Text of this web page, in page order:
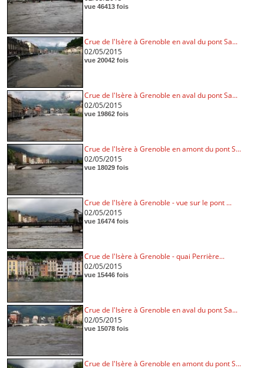
vue 46413 fois
Crue de l'Isère à Grenoble en aval du pont Sa...
02/05/2015
vue 20042 fois
Crue de l'Isère à Grenoble en aval du pont Sa...
02/05/2015
vue 19862 fois
Crue de l'Isère à Grenoble en amont du pont S...
02/05/2015
vue 18029 fois
Crue de l'Isère à Grenoble - vue sur le pont ...
02/05/2015
vue 16474 fois
Crue de l'Isère à Grenoble - quai Perrière...
02/05/2015
vue 15446 fois
Crue de l'Isère à Grenoble en aval du pont Sa...
02/05/2015
vue 15078 fois
Crue de l'Isère à Grenoble en amont du pont S...